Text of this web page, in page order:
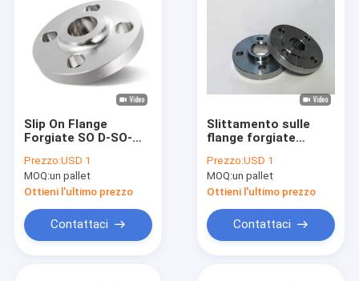
Slip On Flange
Forgiate SO D-SO-
Prezzo:USD 1
MOQ:un pallet
Ottieni l'ultimo prezzo
Contattaci
Slittamento sulle
flange forgiate
tubi delle flange D-
SO-Class150-
DN20/25 rf
Prezzo:USD 1
MOQ:un pallet
Ottieni l'ultimo prezzo
Contattaci